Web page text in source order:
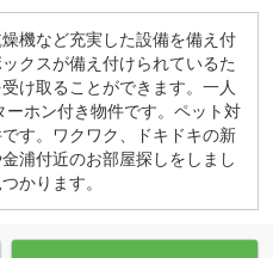
機など充実した設備を備え付
クスが備え付けられているた
け取ることができます。一人
ホン付き物件です。ペット対
す。ワクワク、ドキドキの新
浦付近のお部屋探しをしまし
かります。